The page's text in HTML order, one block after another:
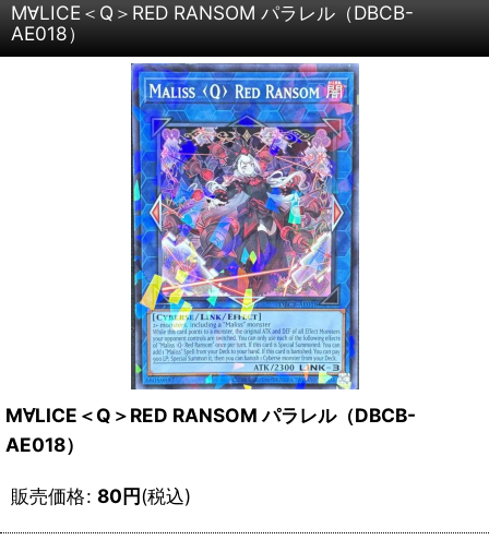
M∀LICE＜Q＞RED RANSOM パラレル（DBCB-
AE018）
M∀LICE＜Q＞RED RANSOM パラレル（DBCB-
AE018）
販売価格: 80円(税込)